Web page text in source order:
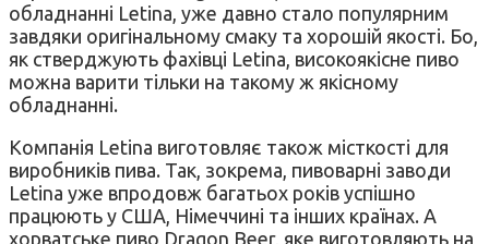
обладнанні Letina, уже давно стало популярним
завдяки оригінальному смаку та хорошій якості. Бо,
як стверджують фахівці Letina, високоякісне пиво
можна варити тільки на такому ж якісному
обладнанні.
Компанія Letina виготовляє також місткості для
виробників пива. Так, зокрема, пивоварні заводи
Letina уже впродовж багатьох років успішно
працюють у США, Німеччині та інших країнах. А
хорватське пиво Dragon Beer, яке виготовляють на